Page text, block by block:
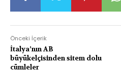
Önceki İçerik
İtalya’nın AB
büyükelçisinden sitem dolu
cümleler